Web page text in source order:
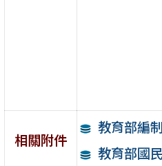
相關附件
教育部編
教育部國